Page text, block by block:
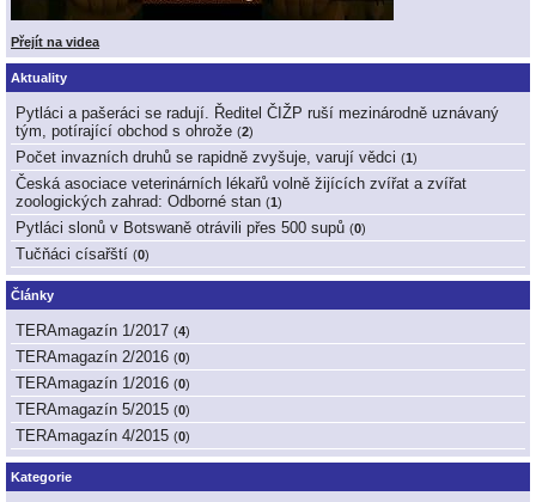
Přejít na videa
Aktuality
Pytláci a pašeráci se radují. Ředitel ČIŽP ruší mezinárodně uznávaný
tým, potírající obchod s ohrože (2)
Počet invazních druhů se rapidně zvyšuje, varují vědci (1)
Česká asociace veterinárních lékařů volně žijících zvířat a zvířat
zoologických zahrad: Odborné stan (1)
Pytláci slonů v Botswaně otrávili přes 500 supů (0)
Tučňáci císařští (0)
Články
TERAmagazín 1/2017 (4)
TERAmagazín 2/2016 (0)
TERAmagazín 1/2016 (0)
TERAmagazín 5/2015 (0)
TERAmagazín 4/2015 (0)
Kategorie